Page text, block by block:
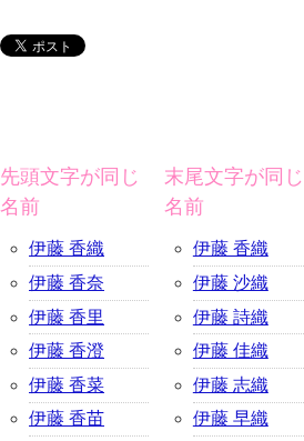
先頭文字が同じ
名前
伊藤 香織
伊藤 香奈
伊藤 香里
伊藤 香澄
伊藤 香菜
伊藤 香苗
末尾文字が同じ
名前
伊藤 香織
伊藤 沙織
伊藤 詩織
伊藤 佳織
伊藤 志織
伊藤 早織